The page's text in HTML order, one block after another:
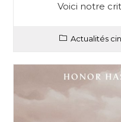
Voici notre
Actualités